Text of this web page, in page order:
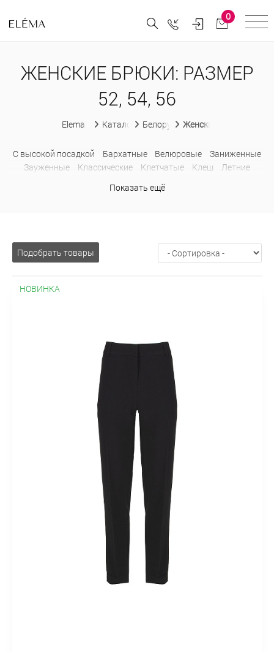
0
ЖЕНСКИЕ БРЮКИ: РАЗМЕР
52, 54, 56
Elema Каталог Белорусская женская одежда
Женские брюки
C высокой посадкой Бархатные Велюровые
Заниженные
Зауженные
Классические Клетчатые Клеш
Летние
С карманами С лампасами
Показать ещё
Подобрать товары
НОВИНКА